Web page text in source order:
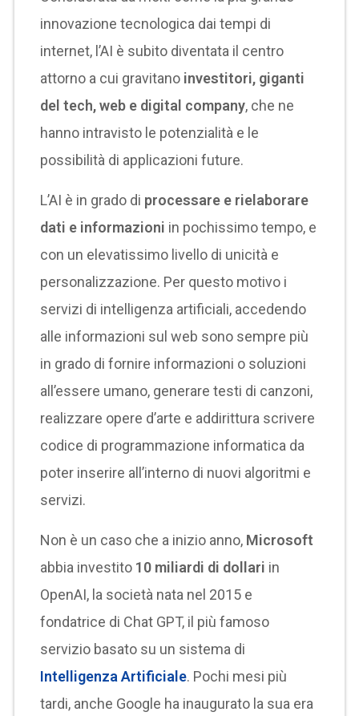
innovazione tecnologica dai tempi di
internet, l’AI è subito diventata il centro
attorno a cui gravitano investitori, giganti
del tech, web e digital company, che ne
hanno intravisto le potenzialità e le
possibilità di applicazioni future.
L’AI è in grado di processare e rielaborare
dati e informazioni in pochissimo tempo, e
con un elevatissimo livello di unicità e
personalizzazione. Per questo motivo i
servizi di intelligenza artificiali, accedendo
alle informazioni sul web sono sempre più
in grado di fornire informazioni o soluzioni
all’essere umano, generare testi di canzoni,
realizzare opere d’arte e addirittura scrivere
codice di programmazione informatica da
poter inserire all’interno di nuovi algoritmi e
servizi.
Non è un caso che a inizio anno, Microsoft
abbia investito 10 miliardi di dollari in
OpenAI, la società nata nel 2015 e
fondatrice di Chat GPT, il più famoso
servizio basato su un sistema di
Intelligenza Artificiale. Pochi mesi più
tardi, anche Google ha inaugurato la sua era